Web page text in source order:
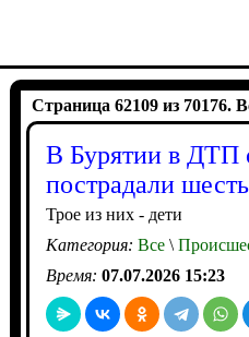
Страница 62109 из 70176.
В Бурятии в ДТП
пострадали
Трое из них - дети
Категория: Все\
Время: 07.07.2026 15:23